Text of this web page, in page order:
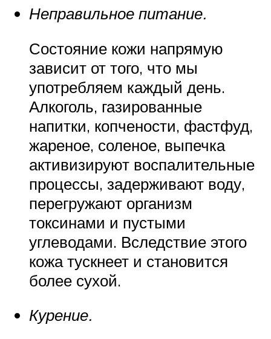
Неправильное питание.
Состояние кожи напрямую
зависит от того, что мы
употребляем каждый день.
Алкоголь, газированные
напитки, копчености, фастфуд,
жареное, соленое, выпечка
активизируют воспалительные
процессы, задерживают воду,
перегружают организм
токсинами и пустыми
углеводами. Вследствие этого
кожа тускнеет и становится
более сухой.
Курение.